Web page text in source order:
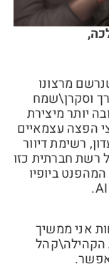
מרצונו
וסקרן\שמח
יותר מיצירת
הפצה עצמאיים
רשימת דיוור
רשת חברתית כזו
ביופיו
אני ממשיך
הקהילה\קהל